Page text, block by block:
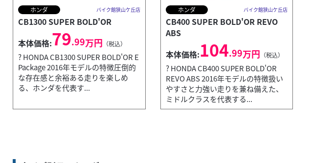
バイク館狭山ケ丘店
ホンダ バイク館狭山ケ丘店
CB1300 SUPER BOLD'OR
本体価格:79.99万円 （税込）
? HONDA CB1300 SUPER BOLD'OR E
Package 2016年モデルの特徴圧倒的
な存在感と余裕ある走りを楽しめ
る、ホンダを代表す...
ホンダ バイク館狭山ケ丘店
CB400 SUPER BOLD'OR REVO
ABS
本体価格:104.99万円 （税込）
? HONDA CB400 SUPER BOLD'OR
REVO ABS 2016年モデルの特徴扱い
やすさと力強い走りを兼ね備えた、
ミドルクラスを代表する...